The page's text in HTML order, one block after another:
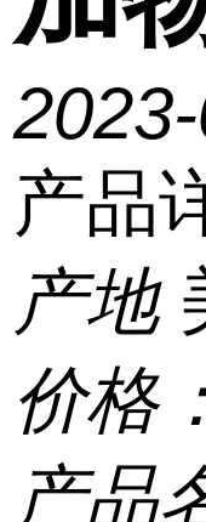
产品
产地
价格
产品